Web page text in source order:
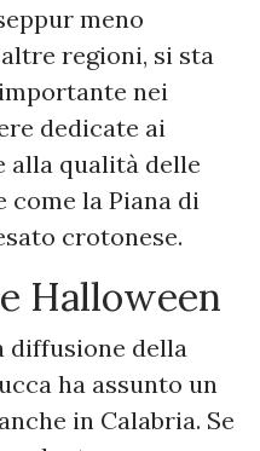
meno
regioni, si sta
nei
dedicate ai
alla qualità delle
la Piana di
crotonese.
Halloween
diffusione della
ha assunto un
in Calabria. Se